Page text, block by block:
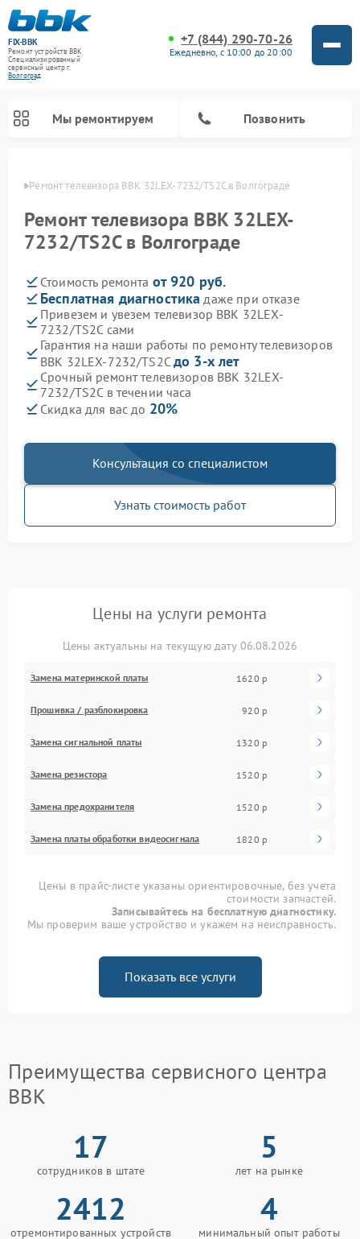
FIX-BBK
Ремонт устройств BBK
Специализированный
cервисный центр г.
Волгоград
+7 (844) 290-70-26
Ежедневно, с 10:00 до 20:00
Мы ремонтируем Позвонить
Ремонт телевизора BBK 32LEX-7232/TS2C в Волгограде
Ремонт телевизора BBK 32LEX-
7232/TS2C в Волгограде
Стоимость ремонта от 920 руб.
Бесплатная диагностика даже при отказе
Привезем и увезем телевизор BBK 32LEX-
7232/TS2C сами
Гарантия на наши работы по ремонту телевизоров
BBK 32LEX-7232/TS2Cдо 3-х лет
Срочный ремонт телевизоров BBK 32LEX-
7232/TS2C в течении часа
Скидка для вас до 20%
Консультация со специалистом
Узнать стоимость работ
Цены на услуги ремонта
Цены актуальны на текущую дату 06.08.2026
Замена материнской платы 1620 р
Прошивка / разблокировка 920 р
Замена сигнальной платы 1320 р
Замена резистора 1520 р
Замена предохранителя 1520 р
Замена платы обработки видеосигнала 1820 р
Цены в прайс-листе указаны ориентировочные, без учета
стоимости запчастей.
Записывайтесь на бесплатную диагностику.
Мы проверим ваше устройство и укажем на неисправность.
Показать все услуги
Преимущества сервисного центра
BBK
17
сотрудников в штате
5
лет на рынке
2412
отремонтированных устройств
4
минимальный опыт работы